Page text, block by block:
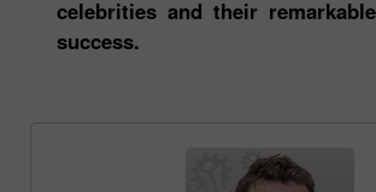
celebrities and their
success.